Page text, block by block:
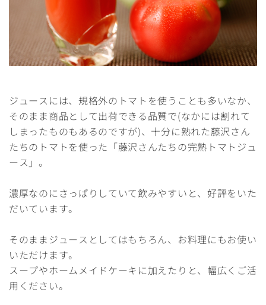
ジュースには、規格外のトマトを使うことも多いなか、
そのまま商品として出荷できる品質で(なかには割れて
しまったものもあるのですが)、十分に熟れた藤沢さん
たちのトマトを使った「藤沢さんたちの完熟トマトジュ
ース」。
濃厚なのにさっぱりしていて飲みやすいと、好評をいた
だいています。
そのままジュースとしてはもちろん、お料理にもお使い
いただけます。
スープやホームメイドケーキに加えたりと、幅広くご活
用ください。